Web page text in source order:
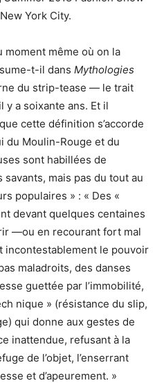
York City.
moment même où on la
t-il dans Mythologies
du strip-tease — le trait
y a soixante ans. Et il
cette définition s’accorde
du Moulin-Rouge et du
sont habillées de
mais pas du tout au
populaires » : « Des «
devant quelques centaines
—ou en recourant fort mal
incontestablement le pouvoir
maladroits, des danses
guettée par l’immobilité,
nique » (résistance du slip,
qui donne aux gestes de
inattendue, refusant à la
de l’objet, l’enserrant
et d’apeurement. »